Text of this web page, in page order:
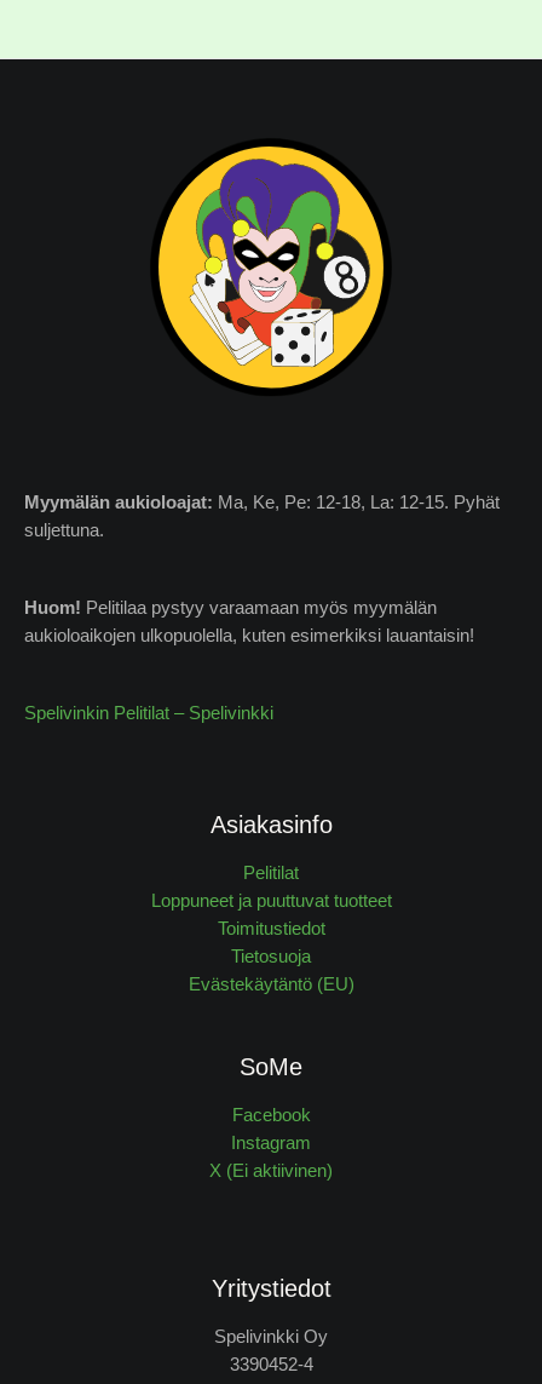
Myymälän aukioloajat: Ma, Ke, Pe: 12-18, La: 12-15. Pyhät
suljettuna.
Huom! Pelitilaa pystyy varaamaan myös myymälän
aukioloaikojen ulkopuolella, kuten esimerkiksi lauantaisin!
Spelivinkin Pelitilat – Spelivinkki
Asiakasinfo
Pelitilat
Loppuneet ja puuttuvat tuotteet
Toimitustiedot
Tietosuoja
Evästekäytäntö (EU)
SoMe
Facebook
Instagram
X (Ei aktiivinen)
Yritystiedot
Spelivinkki Oy
3390452-4